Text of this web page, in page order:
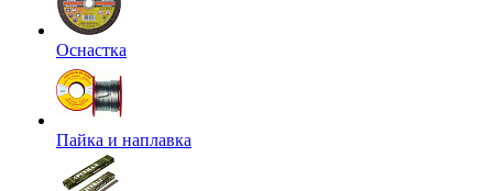
Оснастка
Пайка и наплавка